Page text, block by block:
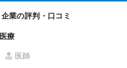
企業の評判・口コミ
医療
医師